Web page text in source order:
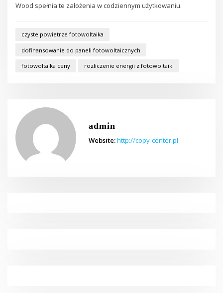
Wood spełnia te założenia w codziennym użytkowaniu.
czyste powietrze fotowoltaika
dofinansowanie do paneli fotowoltaicznych
fotowoltaika ceny rozliczenie energii z fotowoltaiki
admin
Website:http://copy-center.pl